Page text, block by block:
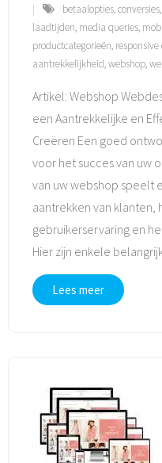
betaalopties,conversies,
laadtijden, media queries,
productcategorieën, responsive
aantrekkelijkheid,webshop,
Artikel: Webshop
een Aantrekkelijke en
Creëren Een goed
voor het succes van uw
van uw webshop speelt
aantrekken van
gebruikerservaring en
Hier zijn enkele
Lees meer